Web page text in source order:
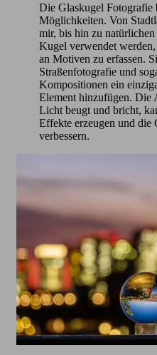
Die Glaskugel Fotografie
Möglichkeiten. Von
mir, bis hin zu
Kugel verwendet
an Motiven zu erfassen.
Straßenfotografie und
Kompositionen ein
Element hinzufügen. Die
Licht beugt und bricht,
Effekte erzeugen und die
verbessern.